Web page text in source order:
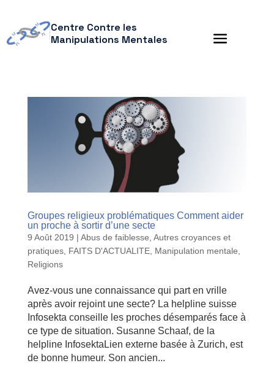
Centre Contre les
Manipulations Mentales
Groupes religieux problématiques Comment aider
un proche à sortir d’une secte
9 Août 2019 | Abus de faiblesse Autres croyances et
pratiques, FAITS D'ACTUALITE, Manipulation mentale
Religions
Avez-vous une connaissance qui part en vrille
après avoir rejoint une secte? La helpline suisse
Infosekta conseille les proches désemparés face à
ce type de situation. Susanne Schaaf, de la
helpline InfosektaLien externe basée à Zurich, est
de bonne humeur. Son ancien...